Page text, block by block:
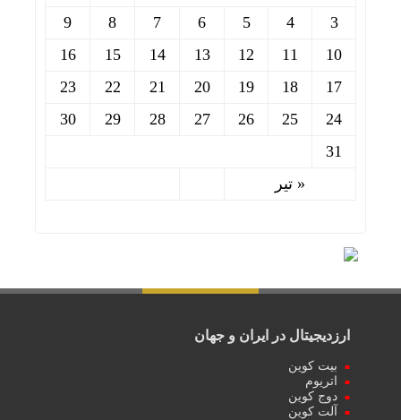
« تیر
3
4
5
6
7
8
9
10
11
12
13
14
15
16
17
18
19
20
21
22
23
24
25
26
27
28
29
30
31
ارزدیجیتال در ایران و جهان
بیت کوین
اتریوم
دوج کوین
آلت کوین